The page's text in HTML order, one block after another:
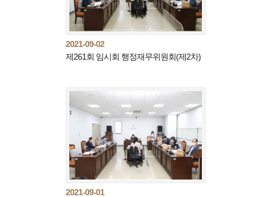
2021-09-02
제261회 임시회 행정재무위원회(제2차)
2021-09-01